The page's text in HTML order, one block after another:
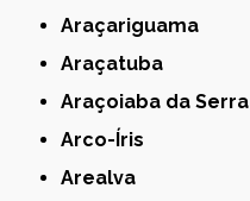
Araçariguama
Araçatuba
Araçoiaba da Serra
Arco-Íris
Arealva